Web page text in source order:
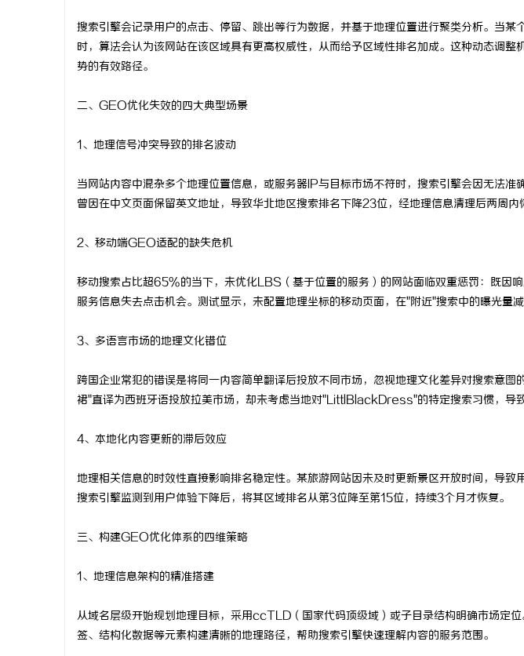
搜索引擎会记录用户的点击、停留、跳出等行为数据，并基于地理位置进行聚类分析。当某
时，算法会认为该网站在该区域具有更高权威性，从而给予区域性排名加成。这种动态调
势的有效路径。
二、GEO优化失效的四大典型场景
1、地理信号冲突导致的排名波动
当网站内容中混杂多个地理位置信息，或服务器IP与目标市场不符时，搜索引擎会因无法准
曾因在中文页面保留英文地址，导致华北地区搜索排名下降23位，经地理信息清理后两周内
2、移动端GEO适配的缺失危机
移动搜索占比超65%的当下，未优化LBS（基于位置的服务）的网站面临双重惩罚：既因
服务信息失去点击机会。测试显示，未配置地理坐标的移动页面，在"附近"搜索中的曝光量
3、多语言市场的地理文化错位
跨国企业常犯的错误是将同一内容简单翻译后投放不同市场，忽视地理文化差异对搜索意图
裙"直译为西班牙语投放拉美市场，却未考虑当地对"LittlBlackDress"的特定搜索习惯，导
4、本地化内容更新的滞后效应
地理相关信息的时效性直接影响排名稳定性。某旅游网站因未及时更新景区开放时间，导致
搜索引擎监测到用户体验下降后，将其区域排名从第3位降至第15位，持续3个月才恢复。
三、构建GEO优化体系的四维策略
1、地理信息架构的精准搭建
从域名层级开始规划地理目标，采用ccTLD（国家代码顶级域）或子目录结构明确市场定
签、结构化数据等元素构建清晰的地理路径，帮助搜索引擎快速理解内容的服务范围。